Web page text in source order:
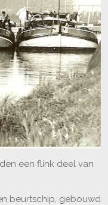
een flink deel van
beurtschip, gebouwd